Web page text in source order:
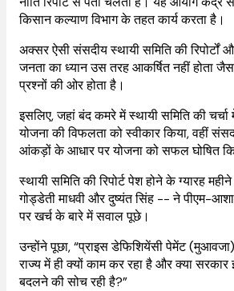
किसान कल्याण विभाग के तहत कार्य करता है।
अक्सर ऐसी संसदीय स्थायी समिति की रिपोर्टों
जनता का ध्यान उस तरह आकर्षित नहीं होता
प्रश्नों की ओर होता है।
इसलिए, जहां बंद कमरे में स्थायी समिति की
योजना की विफलता को स्वीकार किया, वहीं
आंकड़ों के आधार पर योजना को सफल घोषित
स्थायी समिति की रिपोर्ट पेश होने के ग्यारह
गोड्डेती माधवी और दुष्यंत सिंह -- ने पीएम-
पर खर्च के बारे में सवाल पूछे।
उन्होंने पूछा, “प्राइस डेफिशियेंसी पेमेंट
राज्य में ही क्यों काम कर रहा है और क्या
बदलने की सोच रही है?”